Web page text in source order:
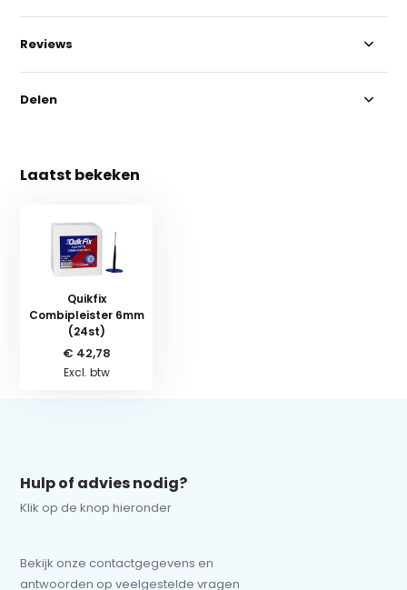
Reviews
Delen
Laatst bekeken
Quikfix
Combipleister 6mm
(24st)
€ 42,78
Excl. btw
Hulp of advies nodig?
Klik op de knop hieronder
Bekijk onze contactgegevens en
antwoorden op veelgestelde vragen